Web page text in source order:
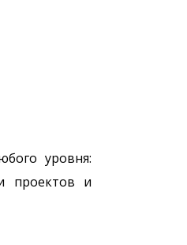
уровня:
проектов и